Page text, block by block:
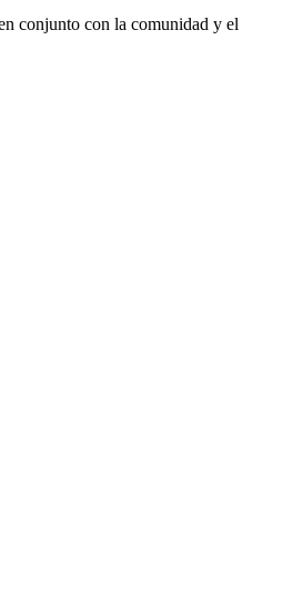
conjunto con la comunidad y el